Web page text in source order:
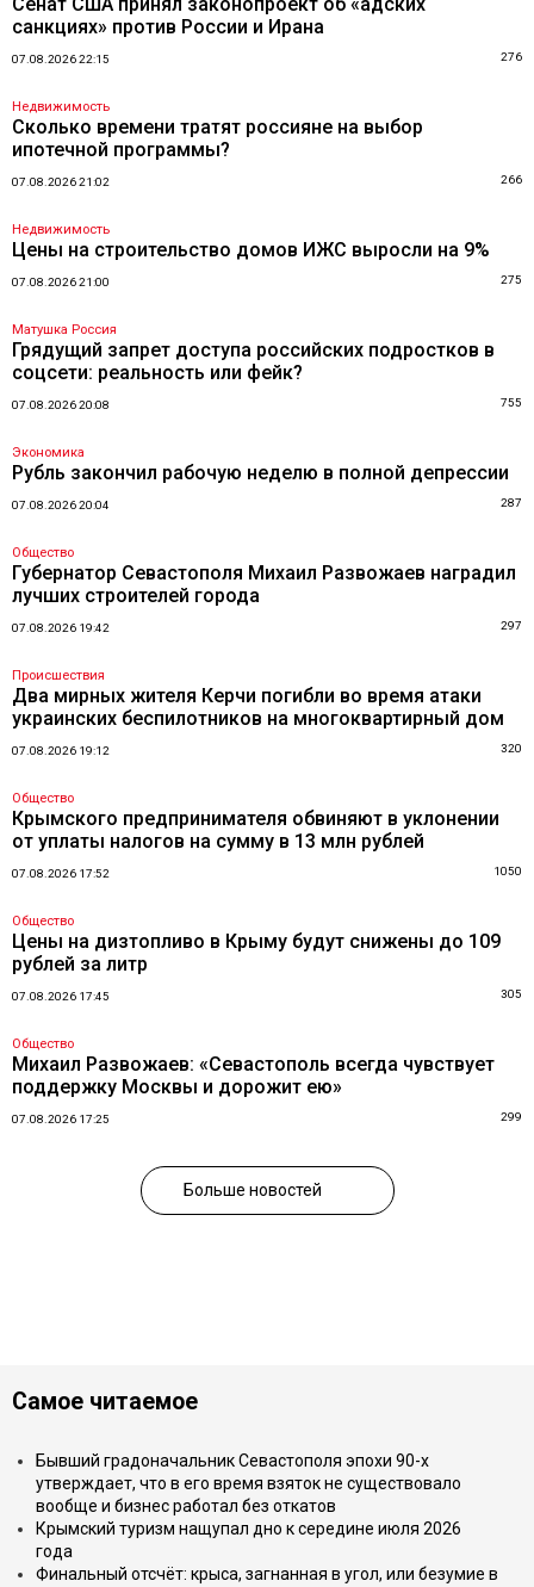
санкциях» против России и Ирана
07.08.2026 22:15 276
Недвижимость
Сколько времени тратят россияне на выбор
ипотечной программы?
07.08.2026 21:02 266
Недвижимость
Цены на строительство домов ИЖС выросли на 9%
07.08.2026 21:00 275
Матушка Россия
Грядущий запрет доступа российских подростков в
соцсети: реальность или фейк?
07.08.2026 20:08 755
Экономика
Рубль закончил рабочую неделю в полной депрессии
07.08.2026 20:04 287
Общество
Губернатор Севастополя Михаил Развожаев наградил
лучших строителей города
07.08.2026 19:42 297
Происшествия
Два мирных жителя Керчи погибли во время атаки
украинских беспилотников на многоквартирный дом
07.08.2026 19:12 320
Общество
Крымского предпринимателя обвиняют в уклонении
от уплаты налогов на сумму в 13 млн рублей
07.08.2026 17:52 1050
Общество
Цены на дизтопливо в Крыму будут снижены до 109
рублей за литр
07.08.2026 17:45 305
Общество
Михаил Развожаев: «Севастополь всегда чувствует
поддержку Москвы и дорожит ею»
07.08.2026 17:25 299
Больше новостей
Самое читаемое
Бывший градоначальник Севастополя эпохи 90-х
утверждает, что в его время взяток не существовало
вообще и бизнес работал без откатов
Крымский туризм нащупал дно к середине июля 2026
года
Финальный отсчёт: крыса, загнанная в угол, или безумие в